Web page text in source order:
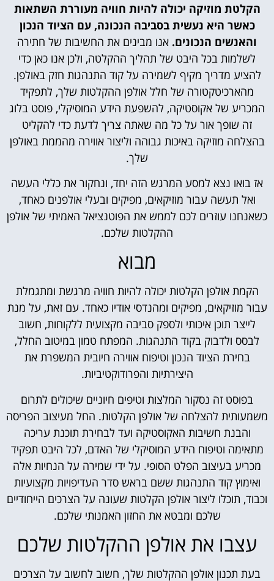
הקלטת מוזיקה יכולה להיות חוויה מעוררת השתאות
כאשר היא נעשית בסביבה הנכונה, עם הציוד הנכון
והאנשים הנכונים. אנו מבינים את החשיבות של חתירה
לשלמות בכל היבט של תהליך ההקלטה, ולכן אנו כאן כדי
להציע מדריך מקיף לשמירה על קוד התנהגות חזק באולפן.
מהארכיטקטורה של חלל אולפן ההקלטות שלך, לתפקיד
המכריע של אקוסטיקה, להשפעת הידע המוסיקלי, פוסט בלוג
זה שופך אור על כל מה שאתה צריך לדעת כדי להקליט
בהצלחה מוזיקה באיכות גבוהה וליצור אווירה מהממת באולפן
שלך.
אז בואו נצא למסע המרגש הזה יחד, ונחקור את כללי העשה
ואל תעשה עבור מוזיקאים, מפיקים ובעלי אולפנים כאחד,
כשאנחנו עוזרים לכם לממש את הפוטנציאל האמיתי של אולפן
ההקלטות שלכם.
מבוא
הקמת אולפן הקלטות יכולה להיות חוויה מרגשת ומתגמלת
עבור מוזיקאים, מפיקים ומהנדסי אודיו כאחד. עם זאת, על מנת
לייצר תוכן איכותי ולספק סביבה מקצועית ללקוחות, חשוב
לבסס ולדבוק בקוד התנהגות. המפתח טמון במיטוב החלל,
בחירת הציוד הנכון וטיפוח אווירה חיובית המשפרת את
היצירתיות והפרודוקטיביות.
בפוסט זה נסקור המלצות וטיפים חיוניים שיכולים לתרום
משמעותית להצלחה של אולפן הקלטות. החל מעיצוב הפריסה
והבנת חשיבות האקוסטיקה ועד לבחירת תוכנת עריכה
מתאימה וטיפוח הידע המוסיקלי של האדם, לכל היבט תפקיד
מכריע בעיצוב הפלט הסופי. על ידי שמירה על הנחיות אלה
ואימוץ קוד התנהגות ששם בראש סדר העדיפויות מקצועיות
וכבוד, תוכלו ליצור אולפן הקלטות שעונה על הצרכים הייחודיים
שלכם ומבטא את החזון האמנותי שלכם.
עצבו את אולפן ההקלטות שלכם
בעת תכנון אולפן ההקלטות שלך, חשוב לחשוב על הצרכים